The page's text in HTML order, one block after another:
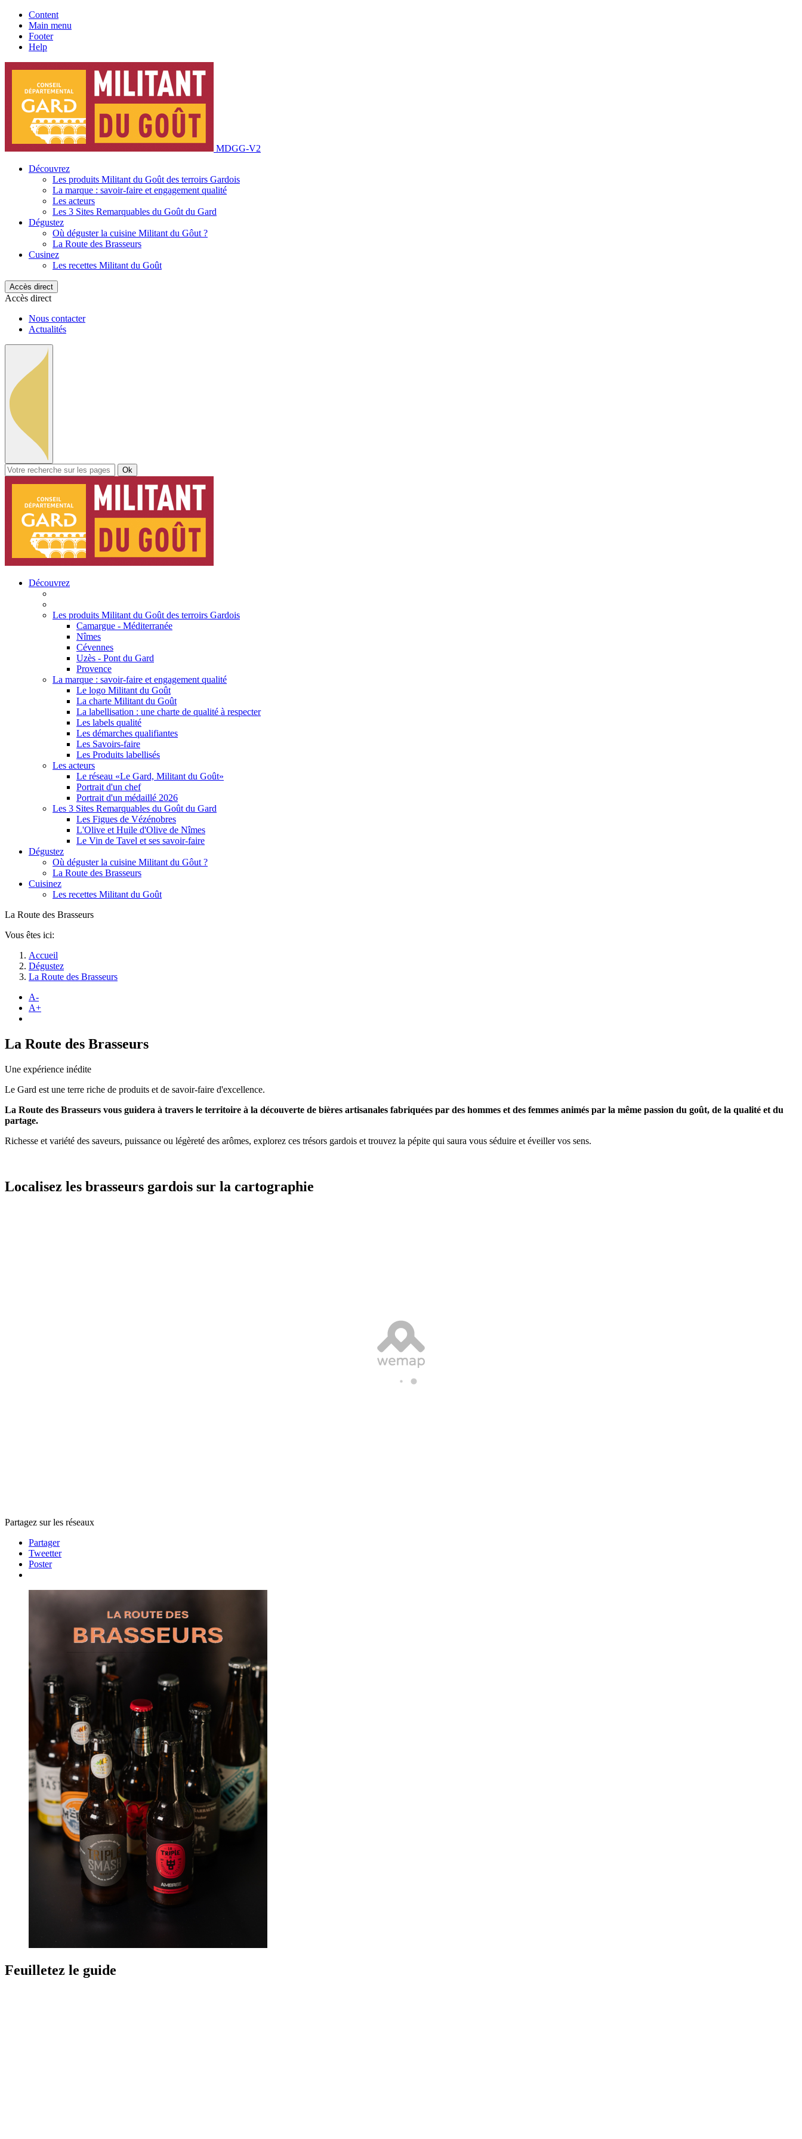
Content
Main menu
Footer
Help
MDGG-V2
Découvrez
Les produits Militant du Goût des terroirs Gardois
La marque : savoir-faire et engagement qualité
Les acteurs
Les 3 Sites Remarquables du Goût du Gard
Dégustez
Où déguster la cuisine Militant du Gôut ?
La Route des Brasseurs
Cusinez
Les recettes Militant du Goût
Accès direct
Accès direct
Nous contacter
Actualités
Ok
Découvrez
Les produits Militant du Goût des terroirs Gardois
Camargue - Méditerranée
Nîmes
Cévennes
Uzès - Pont du Gard
Provence
La marque : savoir-faire et engagement qualité
Le logo Militant du Goût
La charte Militant du Goût
La labellisation : une charte de qualité à respecter
Les labels qualité
Les démarches qualifiantes
Les Savoirs-faire
Les Produits labellisés
Les acteurs
Le réseau «Le Gard, Militant du Goût»
Portrait d'un chef
Portrait d'un médaillé 2026
Les 3 Sites Remarquables du Goût du Gard
Les Figues de Vézénobres
L'Olive et Huile d'Olive de Nîmes
Le Vin de Tavel et ses savoir-faire
Dégustez
Où déguster la cuisine Militant du Gôut ?
La Route des Brasseurs
Cuisinez
Les recettes Militant du Goût
La Route des Brasseurs
Vous êtes ici:
Accueil
Dégustez
La Route des Brasseurs
A-
A+
La Route des Brasseurs
Une expérience inédite
Le Gard est une terre riche de produits et de savoir-faire d'excellence.
La Route des Brasseurs vous guidera à travers le territoire à la découverte de bières artisanales fabriquées par des hommes et des femmes animés par la même passion du goût, de la qualité et du
partage.
Richesse et variété des saveurs, puissance ou légèreté des arômes, explorez ces trésors gardois et trouvez la pépite qui saura vous séduire et éveiller vos sens.
Localisez les brasseurs gardois sur la cartographie
Partagez sur les réseaux
Partager
Tweetter
Poster
Feuilletez le guide